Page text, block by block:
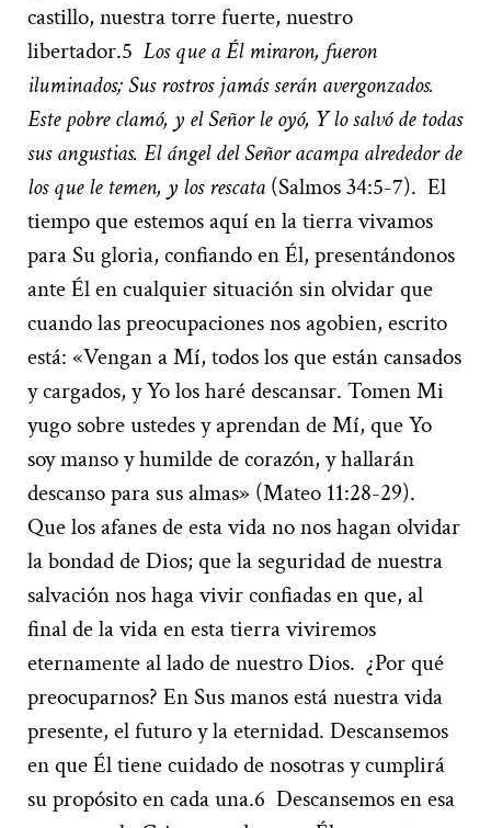
castillo, nuestra torre fuerte, nuestro
libertador.5 Los que a Él miraron, fueron
iluminados; Sus rostros jamás serán avergonzados.
Este pobre clamó, y el Señor le oyó, Y lo salvó de todas
sus angustias. El ángel del Señor acampa alrededor de
los que le temen, y los rescata (Salmos 34:5-7). El
tiempo que estemos aquí en la tierra vivamos
para Su gloria, confiando en Él, presentándonos
ante Él en cualquier situación sin olvidar que
cuando las preocupaciones nos agobien, escrito
está: «Vengan a Mí, todos los que están cansados
y cargados, y Yo los haré descansar. Tomen Mi
yugo sobre ustedes y aprendan de Mí, que Yo
soy manso y humilde de corazón, y hallarán
descanso para sus almas» (Mateo 11:28-29).
Que los afanes de esta vida no nos hagan olvidar
la bondad de Dios; que la seguridad de nuestra
salvación nos haga vivir confiadas en que, al
final de la vida en esta tierra viviremos
eternamente al lado de nuestro Dios. ¿Por qué
preocuparnos? En Sus manos está nuestra vida
presente, el futuro y la eternidad. Descansemos
en que Él tiene cuidado de nosotras y cumplirá
su propósito en cada una.6 Descansemos en esa